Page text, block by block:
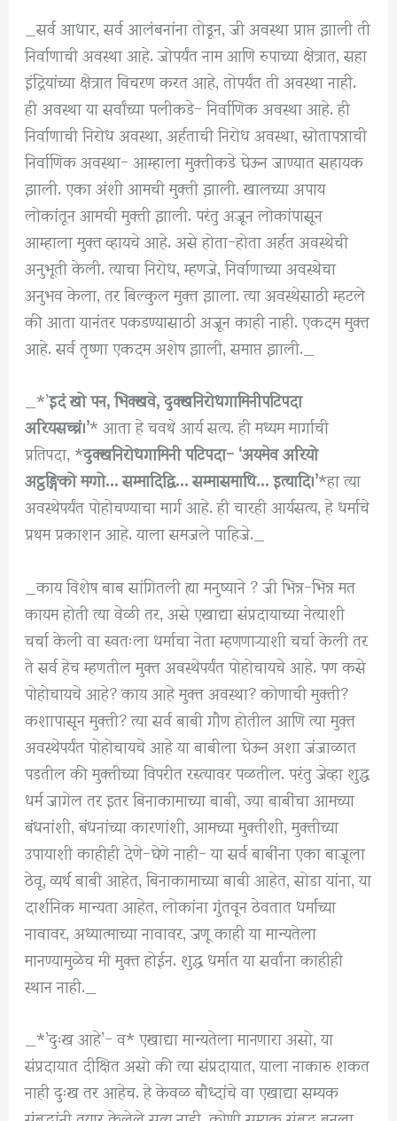
_सर्व आधार, सर्व आलंबनांना तोडून, जी अवस्था प्राप्त झाली ती
निर्वाणाची अवस्था आहे. जोपर्यंत नाम आणि रुपाच्या क्षेत्रात, सहा
इंद्रियांच्या क्षेत्रात विचरण करत आहे, तोपर्यंत ती अवस्था नाही.
ही अवस्था या सर्वांच्या पलीकडे- निर्वाणिक अवस्था आहे. ही
निर्वाणाची निरोध अवस्था, अर्हताची निरोध अवस्था, स्रोतापन्नाची
निर्वाणिक अवस्था- आम्हाला मुक्तीकडे घेऊन जाण्यात सहायक
झाली. एका अंशी आमची मुक्ती झाली. खालच्या अपाय
लोकांतून आमची मुक्ती झाली. परंतु अजून लोकांपासून
आम्हाला मुक्त व्हायचे आहे. असे होता-होता अर्हत अवस्थेची
अनुभूती केली. त्याचा निरोध, म्हणजे, निर्वाणाच्या अवस्थेचा
अनुभव केला, तर बिल्कुल मुक्त झाला. त्या अवस्थेसाठी म्हटले
की आता यानंतर पकडण्यासाठी अजून काही नाही. एकदम मुक्त
आहे. सर्व तृष्णा एकदम अशेष झाली, समाप्त झाली._
_*’इदं खो पन, भिक्खवे, दुक्खनिरोधगामिनीपटिपदा
अरियसच्चं।’* आता हे चवथे आर्य सत्य. ही मध्यम मार्गाची
प्रतिपदा, *दुक्खनिरोधगामिनी पटिपदा- ‘अयमेव अरियो
अट्ठङ्गिको मग्गो… सम्मादिद्वि… सम्मासमाधि… इत्यादि।’*हा त्या
अवस्थेपर्यंत पोहोचण्याचा मार्ग आहे. ही चारही आर्यसत्य, हे धर्माचे
प्रथम प्रकाशन आहे. याला समजले पाहिजे._
_काय विशेष बाब सांगितली ह्या मनुष्याने ? जी भिन्न-भिन्न मत
कायम होती त्या वेळी तर, असे एखाद्या संप्रदायाच्या नेत्याशी
चर्चा केली वा स्वतःला धर्माचा नेता म्हणणाऱ्याशी चर्चा केली तर
ते सर्व हेच म्हणतील मुक्त अवस्थेपर्यंत पोहोचायचे आहे. पण कसे
पोहोचायचे आहे? काय आहे मुक्त अवस्था? कोणाची मुक्ती?
कशापासून मुक्ती? त्या सर्व बाबी गौण होतील आणि त्या मुक्त
अवस्थेपर्यंत पोहोचायचे आहे या बाबीला घेऊन अशा जंजाळात
पडतील की मुक्तीच्या विपरीत रस्त्यावर पळतील. परंतु जेव्हा शुद्ध
धर्म जागेल तर इतर बिनाकामाच्या बाबी, ज्या बाबींचा आमच्या
बंधनांशी, बंधनांच्या कारणांशी, आमच्या मुक्तीशी, मुक्तीच्या
उपायाशी काहीही देणे-घेणे नाही- या सर्व बाबींना एका बाजूला
ठेवू, व्यर्थ बाबी आहेत, बिनाकामाच्या बाबी आहेत, सोडा यांना, या
दार्शनिक मान्यता आहेत, लोकांना गुंतवून ठेवतात धर्माच्या
नावावर, अध्यात्माच्या नावावर, जणू काही या मान्यतेला
मानण्यामुळेच मी मुक्त होईन. शुद्ध धर्मात या सर्वांना काहीही
स्थान नाही._
_*’दुःख आहे’- व* एखाद्या मान्यतेला मानणारा असो, या
संप्रदायात दीक्षित असो की त्या संप्रदायात, याला नाकारु शकत
नाही दुःख तर आहेच. हे केवळ बौध्दांचे वा एखाद्या सम्यक